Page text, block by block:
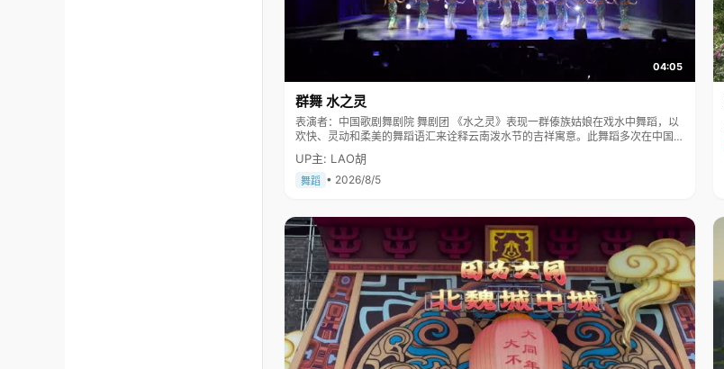
04:05
群舞 水之灵
表演者：中国歌剧舞剧院 舞剧团 《水之灵》表现一群傣族姑娘在戏水中舞蹈，以
欢快、灵动和柔美的舞蹈语汇来诠释云南泼水节的吉祥寓意。此舞蹈多次在中国人
民大会堂及国际舞台上表演，一直得到赞誉其舞美，人美，寓意美。。
UP主: LAO胡
舞蹈 • 2026/8/5